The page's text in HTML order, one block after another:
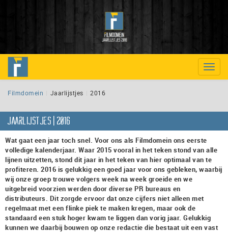
Toggle
Filmdomein Jaarlijstjes 2016
Jaarlijstjes | 2016
Wat gaat een jaar toch snel. Voor ons als Filmdomein ons eerste
volledige kalenderjaar. Waar 2015 vooral in het teken stond van alle
lijnen uitzetten, stond dit jaar in het teken van hier optimaal van te
profiteren. 2016 is gelukkig een goed jaar voor ons gebleken, waarbij
wij onze groep trouwe volgers week na week groeide en we
uitgebreid voorzien werden door diverse PR bureaus en
distributeurs. Dit zorgde ervoor dat onze cijfers niet alleen met
regelmaat met een flinke piek te maken kregen, maar ook de
standaard een stuk hoger kwam te liggen dan vorig jaar. Gelukkig
kunnen we daarbij bouwen op onze redactie die bestaat uit een vast